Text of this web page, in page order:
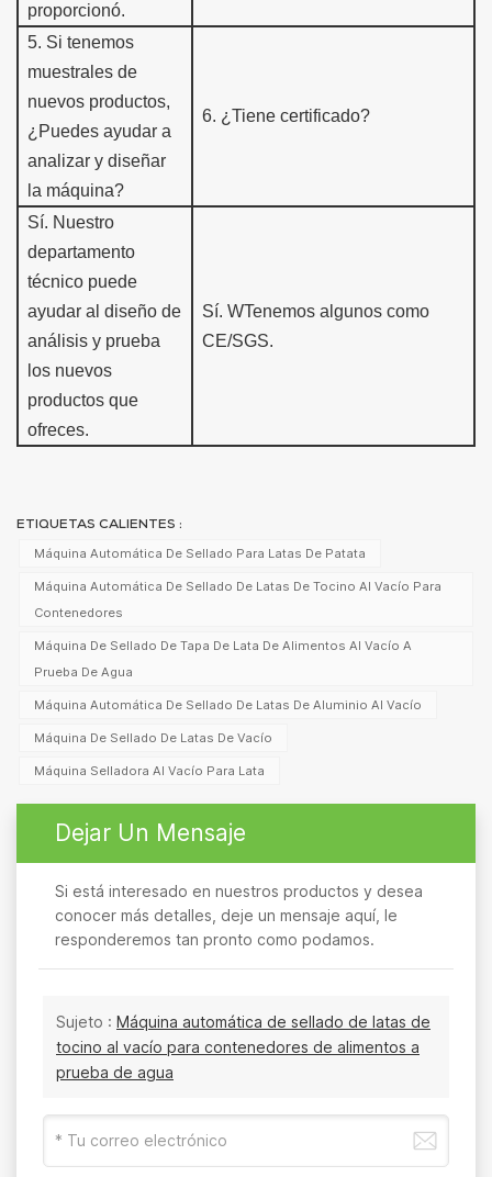
proporcionó.
5. Si tenemos
muestra les de
nuevos productos,
¿Puedes ayudar a
analizar y diseñar
la máquina?
6. ¿Tiene certificado?
Sí. Nuestro
departamento
técnico puede
ayudar al diseño de
análisis y prueba
los nuevos
productos que
ofreces.
Sí. WTenemos algunos como
CE/SGS.
ETIQUETAS CALIENTES :
Máquina Automática De Sellado Para Latas De Patata
Máquina Automática De Sellado De Latas De Tocino Al Vacío Para
Contenedores
Máquina De Sellado De Tapa De Lata De Alimentos Al Vacío A
Prueba De Agua
Máquina Automática De Sellado De Latas De Aluminio Al Vacío
Máquina De Sellado De Latas De Vacío
Máquina Selladora Al Vacío Para Lata
Dejar Un Mensaje
Si está interesado en nuestros productos y desea
conocer más detalles, deje un mensaje aquí, le
responderemos tan pronto como podamos.
Sujeto : Máquina automática de sellado de latas de
tocino al vacío para contenedores de alimentos a
prueba de agua